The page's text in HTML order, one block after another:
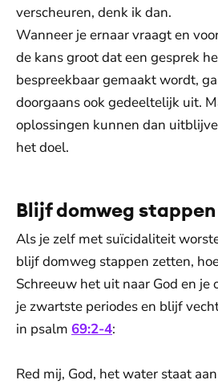
verscheuren, denk ik dan.
Wanneer je ernaar vraagt en
de kans groot dat een gesprek
bespreekbaar gemaakt wordt,
doorgaans ook gedeeltelijk uit.
oplossingen kunnen dan
het doel.
Blijf domweg
Als je zelf met suïcidaliteit
blijf domweg stappen zetten,
Schreeuw het uit naar God en je
je zwartste periodes en blijf
in psalm 69:2-4:
Red mij, God, het water staat